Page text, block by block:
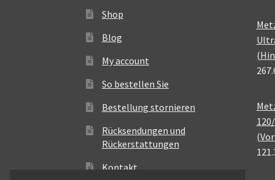
Shop
Blog
My account
So bestellen Sie
Bestellung stornieren
Rücksendungen und
Rückerstattungen
Kontakt